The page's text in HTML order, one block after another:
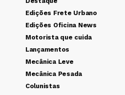
Edições Frete Urbano
Edições Oficina News
Motorista que cuida
Lançamentos
Mecânica Leve
Mecânica Pesada
Colunistas